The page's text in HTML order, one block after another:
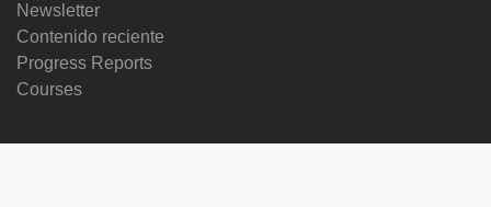
Newsletter
Contenido reciente
Progress Reports
Courses